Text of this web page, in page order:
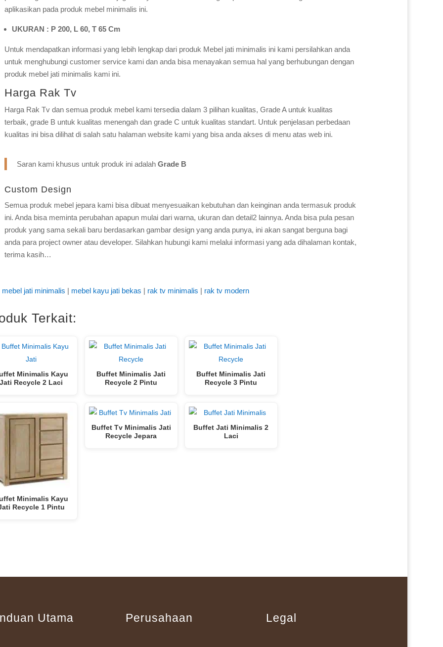
aplikasikan pada produk mebel minimalis ini.
UKURAN : P 200, L 60, T 65 Cm
Untuk mendapatkan informasi yang lebih lengkap dari produk Mebel jati minimalis ini kami persilahkan anda
untuk menghubungi customer service kami dan anda bisa menayakan semua hal yang berhubungan dengan
produk mebel jati minimalis kami ini.
Harga Rak Tv
Harga Rak Tv dan semua produk mebel kami tersedia dalam 3 pilihan kualitas, Grade A untuk kualitas
terbaik, grade B untuk kualitas menengah dan grade C untuk kualitas standart. Untuk penjelasan perbedaan
kualitas ini bisa dilihat di salah satu halaman website kami yang bisa anda akses di menu atas web ini.
Saran kami khusus untuk produk ini adalah Grade B
Custom Design
Semua produk mebel jepara kami bisa dibuat menyesuaikan kebutuhan dan keinginan anda termasuk produk
ini. Anda bisa meminta perubahan apapun mulai dari warna, ukuran dan detail2 lainnya. Anda bisa pula pesan
produk yang sama sekali baru berdasarkan gambar design yang anda punya, ini akan sangat berguna bagi
anda para project owner atau developer. Silahkan hubungi kami melalui informasi yang ada dihalaman kontak,
terima kasih…
mebel jati minimalis | mebel kayu jati bekas | rak tv minimalis | rak tv modern
Terkait:
Minimalis Kayu
Jati Recycle 2 Laci
Minimalis Kayu
Recycle 1 Pintu
Buffet Minimalis Jati
Recycle 2 Pintu
Buffet Tv Minimalis Jati
Recycle Jepara
Buffet Minimalis Jati
Recycle 3 Pintu
Buffet Jati Minimalis 2
Laci
Utama Perusahaan Legal